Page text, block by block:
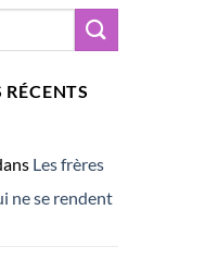
Les frères
ne se rendent